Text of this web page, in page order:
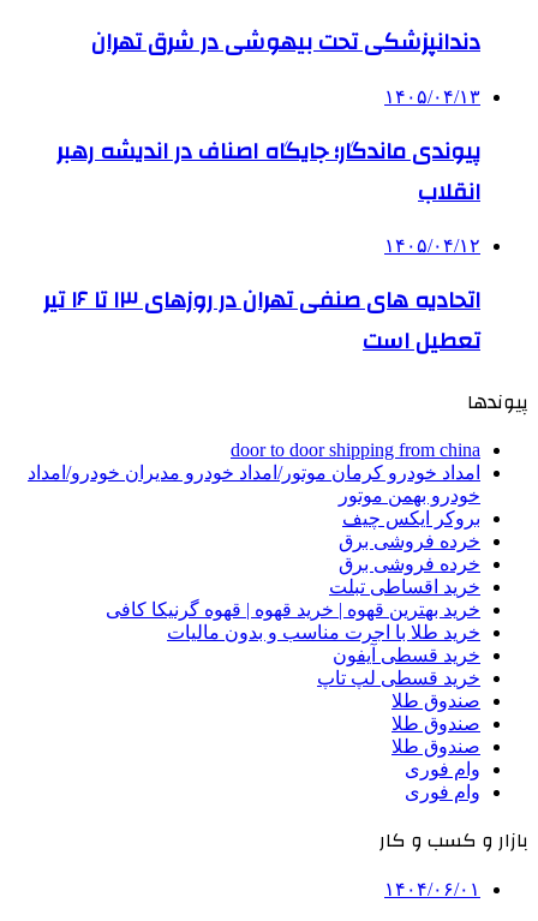
دندانپزشکی تحت بیهوشی در شرق تهران
۱۴۰۵/۰۴/۱۳
پیوندی ماندگار؛ جایگاه اصناف در اندیشه رهبر
انقلاب
۱۴۰۵/۰۴/۱۲
اتحادیه های صنفی تهران در روزهای ۱۳ تا ۱۶ تیر
تعطیل است
پیوندها
door to door shipping from china
امداد خودرو کرمان موتور/امداد خودرو مدیران خودرو/امداد
خودرو بهمن موتور
بروکر ایکس چیف
خرده فروشی برق
خرده فروشی برق
خرید اقساطی تبلت
خرید بهترین قهوه | خرید قهوه | قهوه گرنیکا کافی
خرید طلا با اجرت مناسب و بدون مالیات
خرید قسطی آیفون
خرید قسطی لپ تاپ
صندوق طلا
صندوق طلا
صندوق طلا
وام فوری
وام فوری
بازار و کسب و کار
۱۴۰۴/۰۶/۰۱